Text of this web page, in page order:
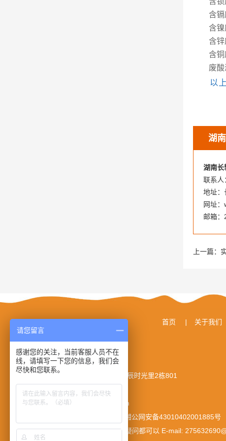
含
含
含
含
废酸
以
湖
湖南长
联系人
地址：
网址
邮箱
上一篇：
首页 | 关于我们
© 湖南长轲科技发展有限公司
地址： 长沙市岳麓区谷山路北辰时光里2栋801
电话： 13875924559
E-mail： 275632690@qq.com
湘公网安备43010402001885号
您对我们的网站有任何意见或疑问都可以 E-mail:
请您留言
感谢您的关注，当前客服人员不在
线，请填写一下您的信息，我们会
尽快和您联系。